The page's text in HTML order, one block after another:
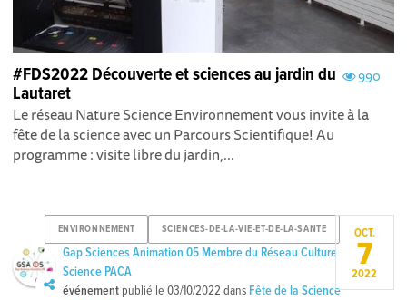
990
#FDS2022 Découverte et sciences au jardin du
Lautaret
Le réseau Nature Science Environnement vous invite à la
fête de la science avec un Parcours Scientifique! Au
programme : visite libre du jardin,...
ENVIRONNEMENT SCIENCES-DE-LA-VIE-ET-DE-LA-SANTE
Gap Sciences Animation 05 Membre du Réseau Culture
Science PACA
événement publié le03/10/2022 dans Fête de la Science
OCT.
7
2022